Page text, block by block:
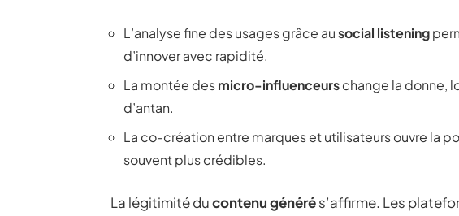
L’analyse fine des usages grâce ausocial listening
d’innover avec rapidité.
La montée desmicro-influenceurschange la donne,
d’antan.
La co-création entre marques et utilisateurs ouvre la
souvent plus crédibles.
La légitimité ducontenu générés’affirme. Les